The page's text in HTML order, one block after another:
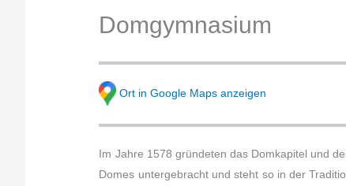
Domgymnasium
Ort in Google Maps anzeigen
Im Jahre 1578 gründeten das Domkapitel und
Domes untergebracht und steht so in der